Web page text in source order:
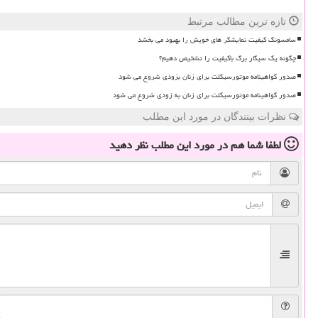
تازه ترین مطالب مرتبط
سامسونگ کیفیت نمایشگر های خویش را بهبود می بخشد
چگونه یک سیگار برگ باکیفیت را تشخیص دهیم؟
صدور گواهینامه موتورسیکلت برای زنان بزودی شروع می شود
صدور گواهینامه موتورسیکلت برای زنان به زودی شروع می شود
نظرات بینندگان در مورد این مطلب
لطفا شما همدر مورد این مطلبنظر دهید